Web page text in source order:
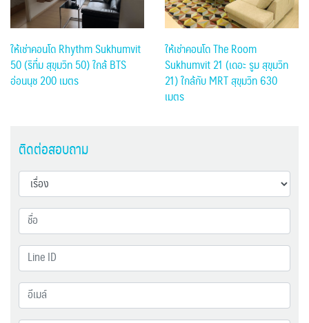
ให้เช่าคอนโด Rhythm Sukhumvit
50 (ริทึ่ม สุขุมวิท 50) ใกล้ BTS
อ่อนนุช 200 เมตร
ให้เช่าคอนโด The Room
Sukhumvit 21 (เดอะ รูม สุขุมวิท
21) ใกล้กับ MRT สุขุมวิท 630
เมตร
ติดต่อสอบถาม